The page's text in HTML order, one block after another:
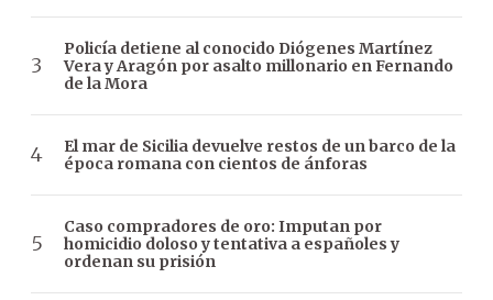
Policía detiene al conocido Diógenes Martínez
Vera y Aragón por asalto millonario en Fernando
de la Mora
El mar de Sicilia devuelve restos de un barco de la
época romana con cientos de ánforas
Caso compradores de oro: Imputan por
homicidio doloso y tentativa a españoles y
ordenan su prisión